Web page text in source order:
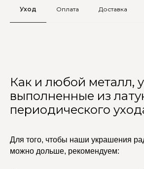
Уход Оплата Доставка
Как и любой металл,
выполненные из
периодического
Для того, чтобы наши украшения
можно дольше, рекомендуем: